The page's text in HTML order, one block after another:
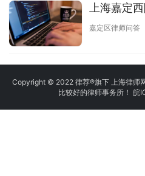
上海嘉定
嘉定区律师问答
Copyright © 2022 律荐®旗下 上海律师
比较好的律师事务所！ 皖